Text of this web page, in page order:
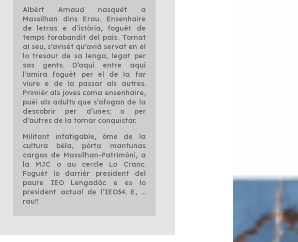
Albèrt Arnaud nasquèt a
Massilhan dins Erau. Ensenhaire
de letras e d’istòria, foguèt de
temps forabandit del país. Tornat
al seu, s’avisèt qu’aviá servat en el
lo tresaur de sa lenga, legat per
sas gents. D’aquí entre aquí
l’amira foguèt per el de la far
viure e de la passar als autres.
Primièr als joves coma ensenhaire,
puèi als adults que s’afogan de la
descobrir per d’unes; o per
d’autres de la tornar conquistar.
Militant infatigable, òme de la
cultura bèla, pòrta mantunas
cargas de Massilhan-Patrimòni, a
la MJC o au cercle Lo Cranc.
Foguèt lo darrièr president del
paure IEO Lengadòc e es lo
president actual de l’IEO34. E, …
rau!!